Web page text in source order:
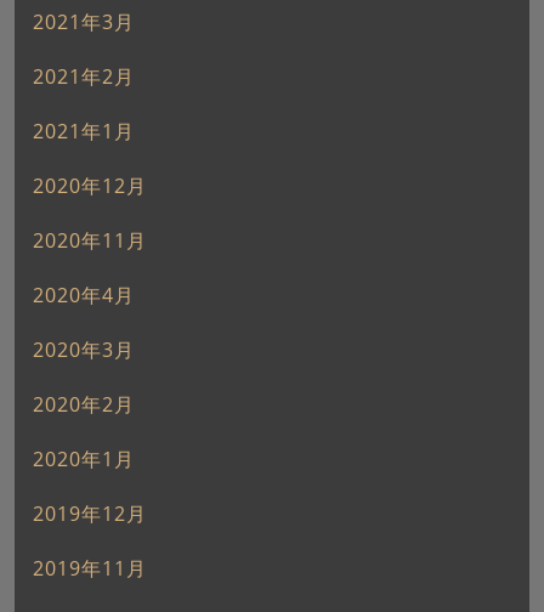
2021年3月
2021年2月
2021年1月
2020年12月
2020年11月
2020年4月
2020年3月
2020年2月
2020年1月
2019年12月
2019年11月